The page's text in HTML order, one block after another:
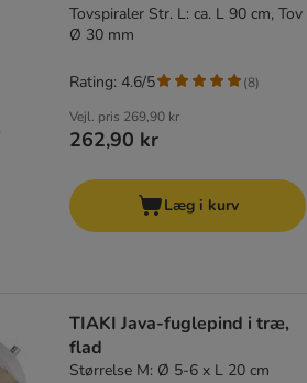
Tovspiraler Str. L: ca. L 90 cm, Tov
Ø 30 mm
Vejl. pris 269,90 kr
262,90 kr
Rating: 4.6/5 (8)
Læg i kurv
TIAKI Java-fuglepind i træ,
flad
Størrelse M: Ø 5-6 x L 20 cm